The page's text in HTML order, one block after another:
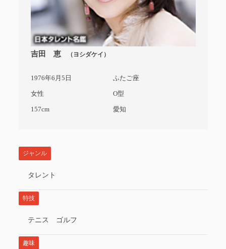
吉田 恵 （ヨシダケイ）
1976年6月5日 ふたご座
女性 O型
157cm 愛知
ジャンル
タレント
特技
テニス ゴルフ
趣味